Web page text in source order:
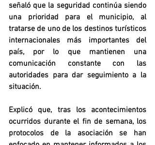
señaló que la seguridad continúa siendo
una prioridad para el municipio, al
tratarse de uno de los destinos turísticos
internacionales más importantes del
país, por lo que mantienen una
comunicación constante con las
autoridades para dar seguimiento a la
situación.
Explicó que, tras los acontecimientos
ocurridos durante el fin de semana, los
protocolos de la asociación se han